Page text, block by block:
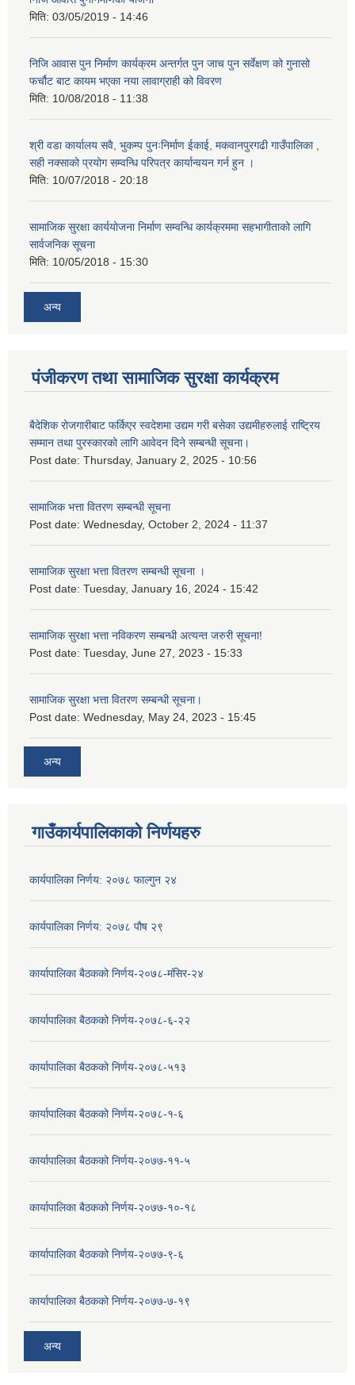
मिति: 03/05/2019 - 14:46
निजि आवास पुन निर्माण कार्यक्रम अन्तर्गत पुन जाच पुन सर्वेक्षण को गुनासो
फर्चौट बाट कायम भएका नया लावाग्राही को विवरण
मिति: 10/08/2018 - 11:38
श्री वडा कार्यालय सवै, भुकम्प पुनःनिर्माण ईकाई, मकवानपुरगढी गाउँपालिका ,
सही नक्साको प्रयोग सम्वन्धि परिपत्र कार्यान्वयन गर्न हुन ।
मिति: 10/07/2018 - 20:18
सामाजिक सुरक्षा कार्ययोजना निर्माण सम्वन्धि कार्यक्रममा सहभागीताको लागि
सार्वजनिक सूचना
मिति: 10/05/2018 - 15:30
अन्य
पंजीकरण तथा सामाजिक सुरक्षा कार्यक्रम
बैदेशिक रोजगारीबाट फर्किएर स्वदेशमा उद्यम गरी बसेका उद्यमीहरुलाई राष्‍ट्रिय
सम्मान तथा पुरस्कारको लागि आवेदन दिने सम्बन्धी सूचना।
Post date: Thursday, January 2, 2025 - 10:56
सामाजिक भत्ता वितरण सम्बन्धी सूचना
Post date: Wednesday, October 2, 2024 - 11:37
सामाजिक सुरक्षा भत्ता वितरण सम्बन्धी सूचना ।
Post date: Tuesday, January 16, 2024 - 15:42
सामाजिक सुरक्षा भत्ता नविकरण सम्बन्धी अत्यन्त जरुरी सूचना!
Post date: Tuesday, June 27, 2023 - 15:33
सामाजिक सुरक्षा भत्ता वितरण सम्बन्धी सूचना।
Post date: Wednesday, May 24, 2023 - 15:45
अन्य
गाउँकार्यपालिकाको निर्णयहरु
कार्यपालिका निर्णय: २०७८ फाल्गुन २४
कार्यपालिका निर्णय: २०७८ पौष २९
कार्यापालिका बैठकको निर्णय-२०७८-मंसिर-२४
कार्यापालिका बैठकको निर्णय-२०७८-६-२२
कार्यापालिका बैठकको निर्णय-२०७८-५१३
कार्यापालिका बैठकको निर्णय-२०७८-१-६
कार्यापालिका बैठकको निर्णय-२०७७-११-५
कार्यापालिका बैठकको निर्णय-२०७७-१०-१८
कार्यापालिका बैठकको निर्णय-२०७७-९-६
कार्यापालिका बैठकको निर्णय-२०७७-७-१९
अन्य